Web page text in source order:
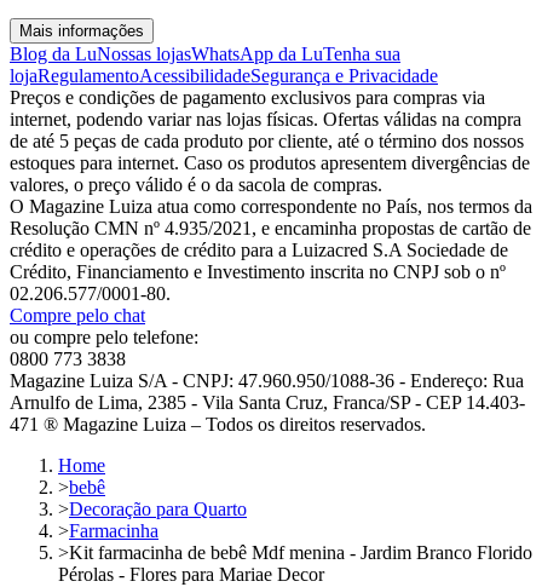
Mais informações
Blog da LuNossas lojasWhatsApp da LuTenha sua
lojaRegulamentoAcessibilidadeSegurança e Privacidade
Preços e condições de pagamento exclusivos para compras via
internet, podendo variar nas lojas físicas. Ofertas válidas na compra
de até 5 peças de cada produto por cliente, até o término dos nossos
estoques para internet. Caso os produtos apresentem divergências de
valores, o preço válido é o da sacola de compras.
O Magazine Luiza atua como correspondente no País, nos termos da
Resolução CMN nº 4.935/2021, e encaminha propostas de cartão de
crédito e operações de crédito para a Luizacred S.A Sociedade de
Crédito, Financiamento e Investimento inscrita no CNPJ sob o nº
02.206.577/0001-80.
Compre pelo chat
ou compre pelo telefone:
0800 773 3838
Magazine Luiza S/A - CNPJ: 47.960.950/1088-36 - Endereço: Rua
Arnulfo de Lima, 2385 - Vila Santa Cruz, Franca/SP - CEP 14.403-
471 ® Magazine Luiza – Todos os direitos reservados.
Home
>bebê
>Decoração para Quarto
>Farmacinha
>Kit farmacinha de bebê Mdf menina - Jardim Branco Florido
Pérolas - Flores para Mariae Decor